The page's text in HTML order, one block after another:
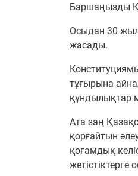
Баршаңызды
Осыдан 30
жасады.
тұғырына
құндылықтар
Ата заң
қорғайтын
қоғамдық
жетістіктерге